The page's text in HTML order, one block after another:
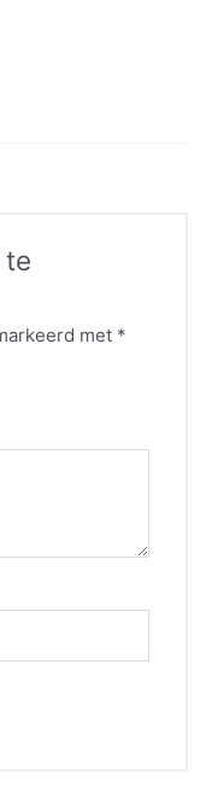
te
met *